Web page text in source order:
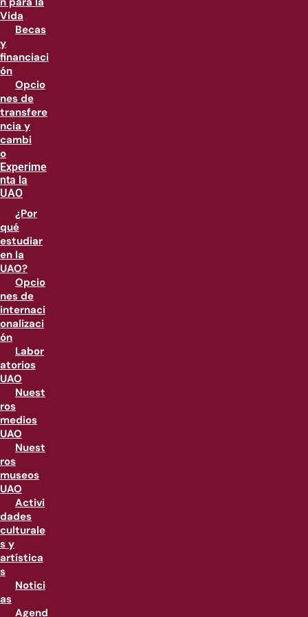
Vida
Becas
y
financiaci
ón
Opcio
nes de
transfere
ncia y
cambi
o
Experime
nta la
UAO
¿Por
qué
estudiar
en la
UAO?
Opcio
nes de
internaci
onalizaci
ón
Labor
atorios
UAO
Nuest
ros
medios
UAO
Nuest
ros
museos
UAO
Activi
dades
culturale
s y
artística
s
Notici
as
Agend